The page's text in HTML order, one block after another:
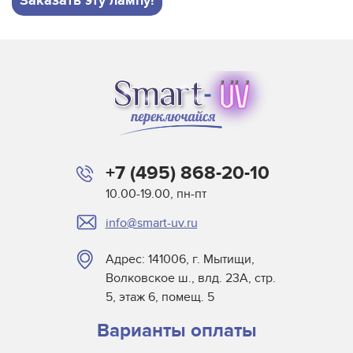
+7 (495) 868-20-10
10.00-19.00, пн-пт
info@smart-uv.ru
Адрес: 141006, г. Мытищи,
Волковское ш., влд. 23А, стр.
5, этаж 6, помещ. 5
Варианты оплаты